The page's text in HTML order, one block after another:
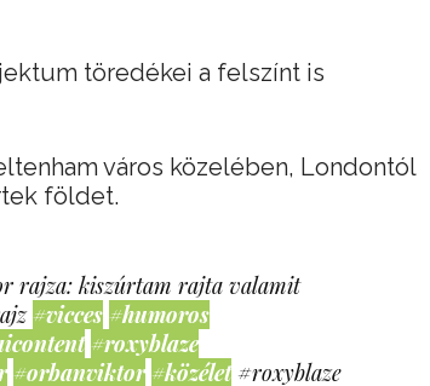
töredékei a felszínt is
város közelében, Londontól
földet.
rajza: kiszúrtam rajta valamit
#vicces #humoros
#roxyblaze
#orbanviktor #közélet #roxyblaze